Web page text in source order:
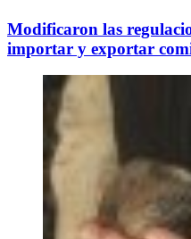
Modificaron las
importar y exportar